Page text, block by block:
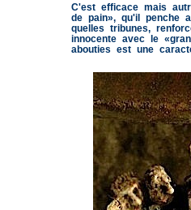
C'est efficace mais
de pain», qu'il penche
quelles tribunes,
innocente avec le
abouties est une